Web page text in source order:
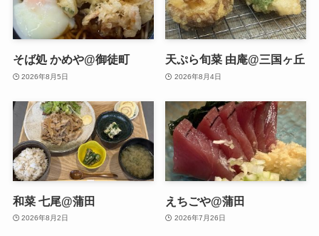
そば処 かめや@御徒町
2026年8月5日
天ぷら旬菜 由庵@三国ヶ丘
2026年8月4日
和菜 七尾@蒲田
2026年8月2日
えちごや@蒲田
2026年7月26日